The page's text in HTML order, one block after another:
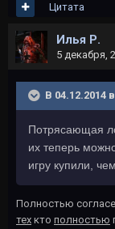
Цитата
Илья Р.
5 декабря,
В 04.12.2014
Потрясающая
их теперь
игру купили,
Полностью
тех кто полностью